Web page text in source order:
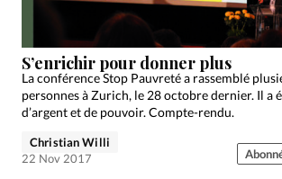
Se connecter
Édition: Internationale
Devise:CHF
RUBRIQUES
Actualité internationale
Chronique
S’enrichir pour donner plus
La conférence Stop Pauvreté a rassemblé
personnes à Zurich, le 28 octobre dernier. Il a
d’argent et de pouvoir. Compte-rendu.
Christian Willi
22 Nov 2017